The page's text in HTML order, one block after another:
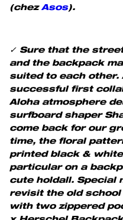
(chezAsos).
✓ Sure that the
and the backpack
suited to each other.
successful first
Aloha atmosphere
surfboard shaper
come back for our
time, the floral
printed black &
particular on a
cute holdall. Special
revisit the old school
with two zippered